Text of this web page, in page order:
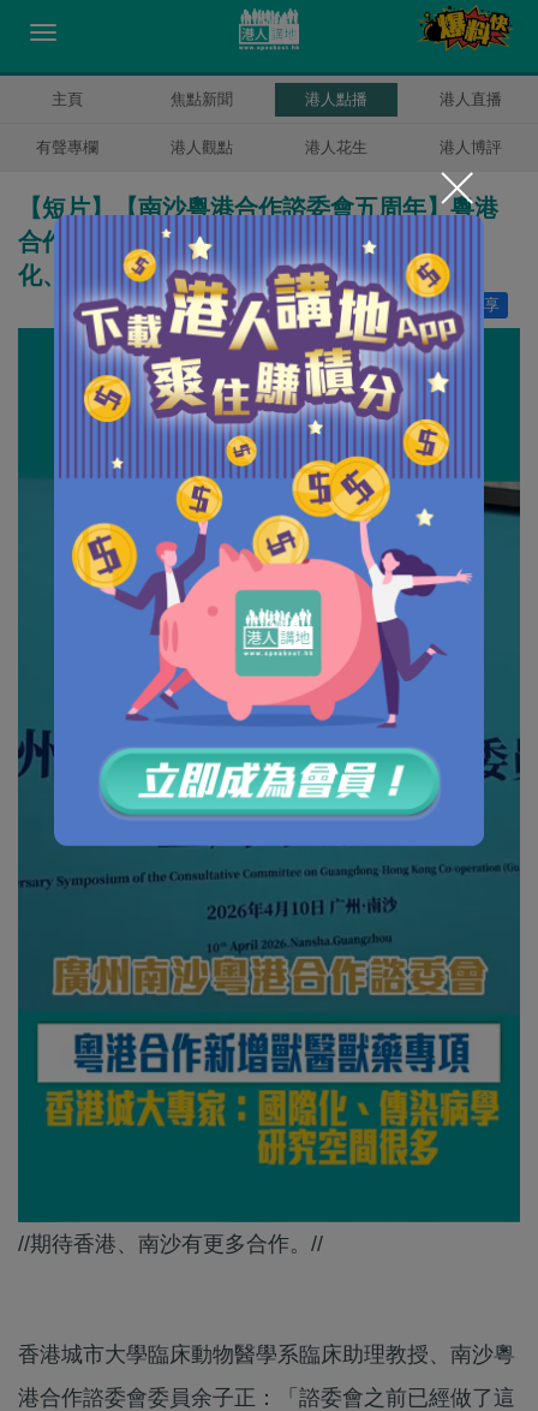
主頁 焦點新聞 港人點播 港人直播
有聲專欄 港人觀點 港人花生 港人博評
【短片】【南沙粵港合作諮委會五周年】粵港
合作新增獸醫獸藥專項 香港城大專家：國際
化、傳染病學研究空間很多
分享
讚好 1
//期待香港、南沙有更多合作。//
香港城市大學臨床動物醫學系臨床助理教授、南沙粵
港合作諮委會委員余子正：「諮委會之前已經做了這